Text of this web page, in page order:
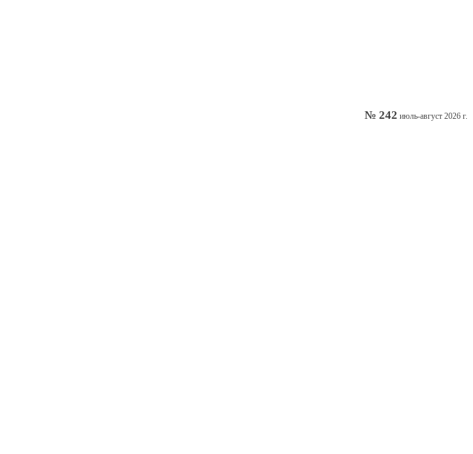
№ 242 июль-август 2026 г.